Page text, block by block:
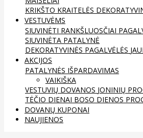
KRIKŠTO KRAITELĖS
VESTUVĖMS
SIUVINĖTI RANKŠLUOSČIAI
SIUVINĖTA PATALYNĖ
DEKORATYVINĖS PAGALVĖLĖS
AKCIJOS
PATALYNĖS IŠPARDAVIMAS
VAIKIŠKA
VESTUVIŲ DOVANOS JONINIŲ
TĖČIO DIENAI BOSO DIENOS
DOVANŲ KUPONAI
NAUJIENOS